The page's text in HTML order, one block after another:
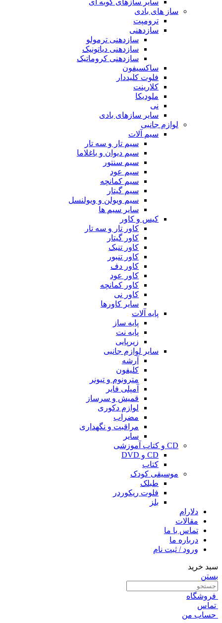
ساز های بادی
ترومپت
سازدهنی
سازدهنی ترمولو
سازدهنی دیاتونیک
سازدهنی کروماتیک
ساکسیفون
فلوت کلیددار
کلارینت
ملودیکا
نی
سایر سازهای بادی
لوازم جانبی
سیم آلات
سیم تار و سه تار
سیم دیوان و باغلاما
سیم سنتور
سیم عود
سیم کمانچه
سیم گیتار
سیم ویولن و ویولنسل
سایر سیم ها
کیس و کاور
کاور تار و سه تار
کاور گیتار
کاور تنبک
کاور تنبور
کاور دف
کاور عود
کاور کمانچه
کاور نی
سایر کاورها
پایه آلات
پایه ساز
پایه نت
زیرپایی
سایر لوازم جانبی
آرشه
کلیفون
مترونوم و تیونر
آمپلی فایر
قمیش و سرساز
لوازم دکوری
مضراب
مراقبت و نگهداری
سایر
CD و کتاب آموزشی
CD و DVD
کتاب
موسیقی کودک
طبلک
فلوت ریکوردر
بلز
دلارام
مقالات
تماس با ما
درباره ما
ورود / ثبت نام
سبد خرید
بستن
فروشگاه
تماس
حساب من